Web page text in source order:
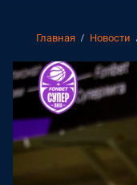
Главная Новости